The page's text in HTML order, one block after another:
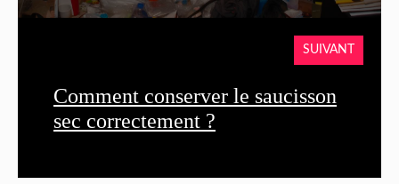
SUIVANT
Comment conserver le saucisson
sec correctement ?